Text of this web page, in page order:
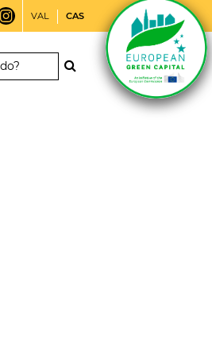
VAL CAS